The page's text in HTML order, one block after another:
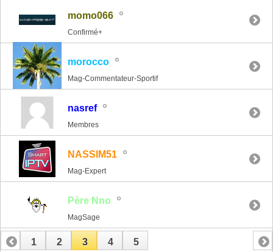
momo066
Confirmé+
morocco
Mag-Commentateur-Sportif
nasref
Membres
NASSIM51
Mag-Expert
Père Nno
MagSage
1 2 3 4 5